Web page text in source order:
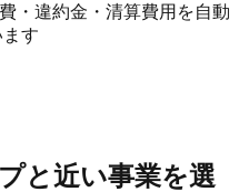
・違約金・清算費用を自動
す
と近い事業を選